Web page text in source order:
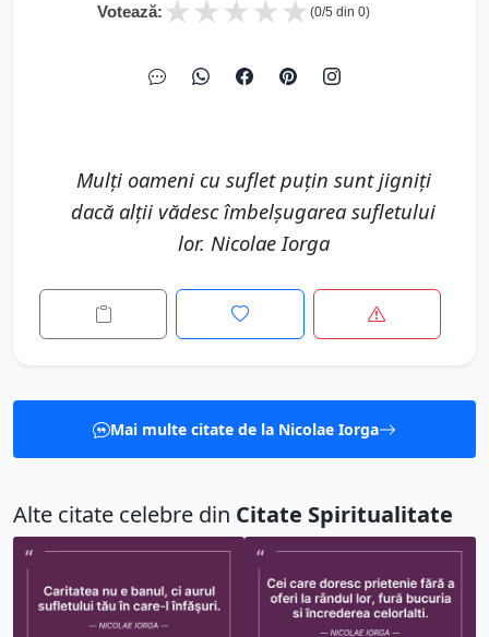
Votează: ★
★
★
★
★ (0/5 din 0)
Mulţi oameni cu suflet puţin sunt jigniţi
dacă alţii vădesc îmbelşugarea sufletului
lor. Nicolae Iorga
Mai multe citate de la Nicolae Iorga
Alte citate celebre din Citate Spiritualitate